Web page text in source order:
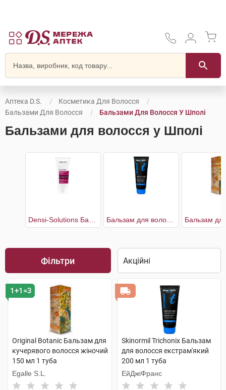
Аптека D.S.
Косметика Для Волосся
Бальзами Для Волосся
Бальзами Для Волосся У Шполі
Бальзами для волосся у Шполі
Фільтри
1+1=3
Original Botanic Бальзам для
кучерявого волосся жіночий
150 мл 1 туба
Egalle S.L.
Skinormil Trichonix Бальзам
для волосся екстрам'який
200 мл 1 туба
ЕйДжіФранс